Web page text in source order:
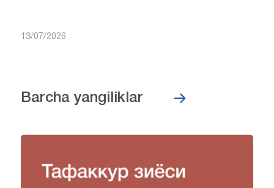
13/07/2026
Barcha yangiliklar